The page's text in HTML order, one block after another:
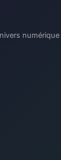
numérique